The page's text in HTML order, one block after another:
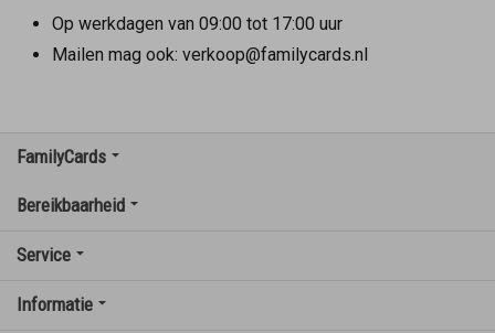
Op werkdagen van 09:00 tot 17:00 uur
Mailen mag ook: verkoop@familycards.nl
FamilyCards
Bereikbaarheid
Service
Informatie